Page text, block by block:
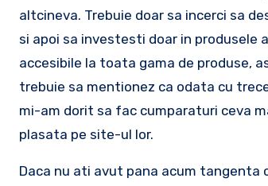
altcineva. Trebuie doar sa incerci sa
si apoi sa investesti doar in produsele
accesibile la toata gama de produse,
trebuie sa mentionez ca odata cu
mi-am dorit sa fac cumparaturi ceva
plasata pe site-ul lor.
Daca nu ati avut pana acum tangenta